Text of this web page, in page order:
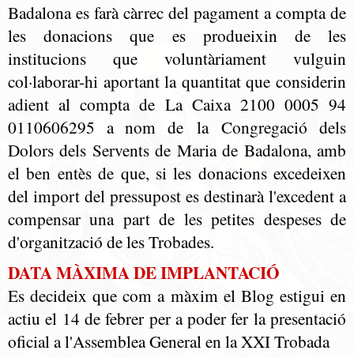
Badalona es farà càrrec del pagament a compta de
les donacions que es produeixin de les
institucions que voluntàriament vulguin
col·laborar-hi aportant la quantitat que considerin
adient al compta de La Caixa 2100 0005 94
0110606295 a nom de la Congregació dels
Dolors dels Servents de Maria de Badalona, amb
el ben entès de que, si les donacions excedeixen
del import del pressupost es destinarà l'excedent a
compensar una part de les petites despeses de
d'organització de les Trobades.
DATA MÀXIMA DE IMPLANTACIÓ
Es decideix que com a màxim el Blog estigui en
actiu el 14 de febrer per a poder fer la presentació
oficial a l'Assemblea General en la XXI Trobada